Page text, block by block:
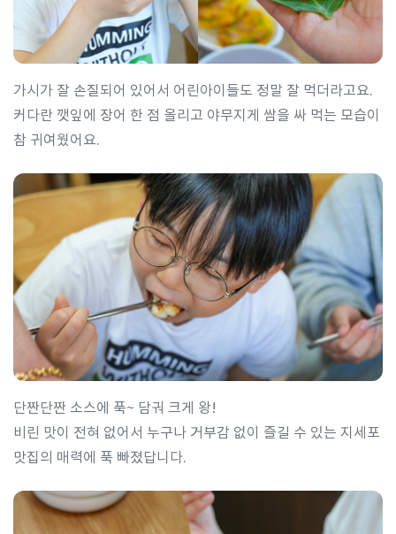
가시가 잘 손질되어 있어서 어린아이들도 정말 잘 먹더라고요.
커다란 깻잎에 장어 한 점 올리고 야무지게 쌈을 싸 먹는 모습이
참 귀여웠어요.
단짠단짠 소스에 푹~ 담궈 크게 왕!
비린 맛이 전혀 없어서 누구나 거부감 없이 즐길 수 있는 지세포
맛집의 매력에 푹 빠졌답니다.